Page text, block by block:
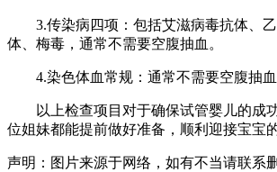
3.传染病四项：包括艾滋病毒抗体、乙
体、梅毒，通常不需要空腹抽血。
4.染色体血常规：通常不需要空腹抽血
以上检查项目对于确保试管婴儿的成
位姐妹都能提前做好准备，顺利迎接宝宝
声明：图片来源于网络，如有不当请联系